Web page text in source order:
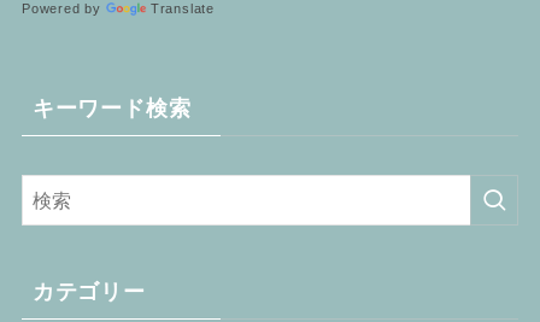
Powered by Translate
キーワード検索
カテゴリー